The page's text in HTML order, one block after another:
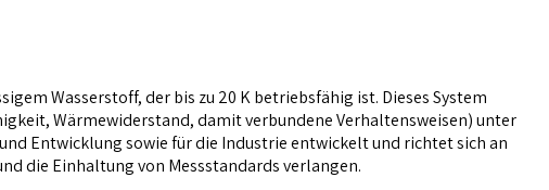
Wasserstoff, der bis zu 20 K betriebsfähig ist. Dieses System
Wärmewiderstand, damit verbundene Verhaltensweisen) unter
Entwicklung sowie für die Industrie entwickelt und richtet sich an
die Einhaltung von Messstandards verlangen.